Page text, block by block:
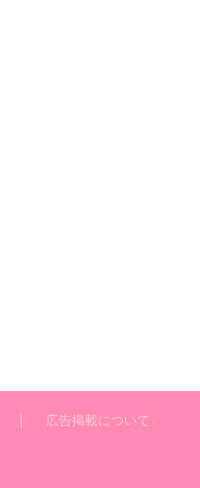
広告掲載について